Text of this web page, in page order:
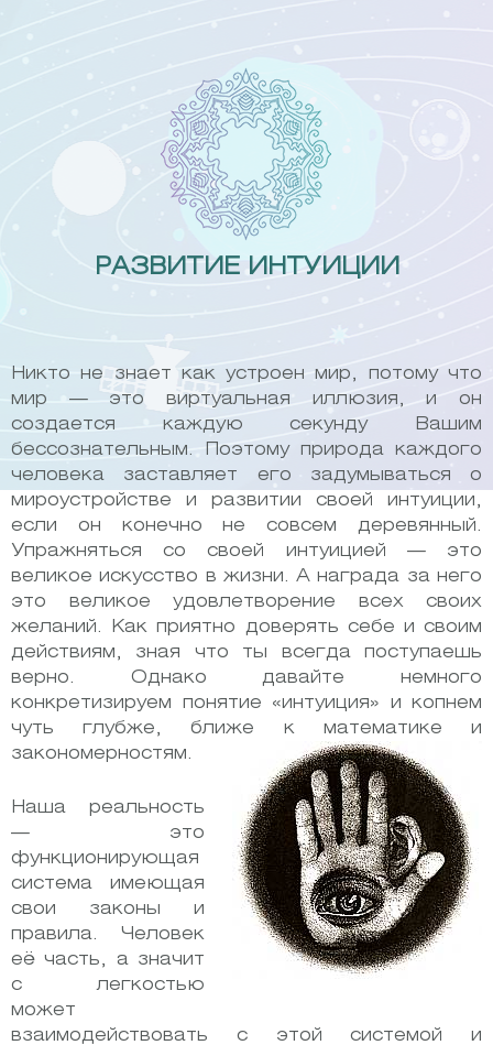
РАЗВИТИЕ ИНТУИЦИИ
Никто не знает как устроен мир, потому что
мир — это виртуальная иллюзия, и он
создается каждую секунду Вашим
бессознательным. Поэтому природа каждого
человека заставляет его задумываться о
мироустройстве и развитии своей интуиции,
если он конечно не совсем деревянный.
Упражняться со своей интуицией — это
великое искусство в жизни. А награда за него
это великое удовлетворение всех своих
желаний. Как приятно доверять себе и своим
действиям, зная что ты всегда поступаешь
верно. Однако давайте немного
конкретизируем понятие «интуиция» и копнем
чуть глубже, ближе к математике и
закономерностям.
Наша реальность
— это
функционирующая
система имеющая
свои законы и
правила. Человек
её часть, а значит
с легкостью
может
взаимодействовать с этой системой и